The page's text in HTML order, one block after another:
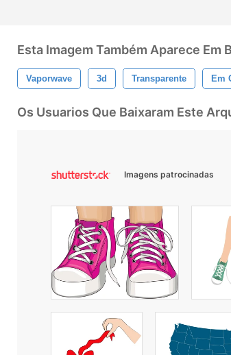
Esta Imagem Também Aparece Em
Vaporwave 3d Transparente Em
Os Usuarios Que Baixaram Este
Imagens patrocinadas